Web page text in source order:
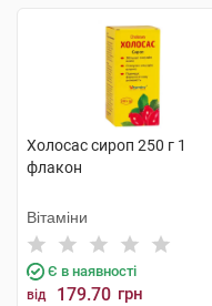
Холосас сироп 250 г 1
флакон
Вітаміни
Є в наявності
від 179.70 грн